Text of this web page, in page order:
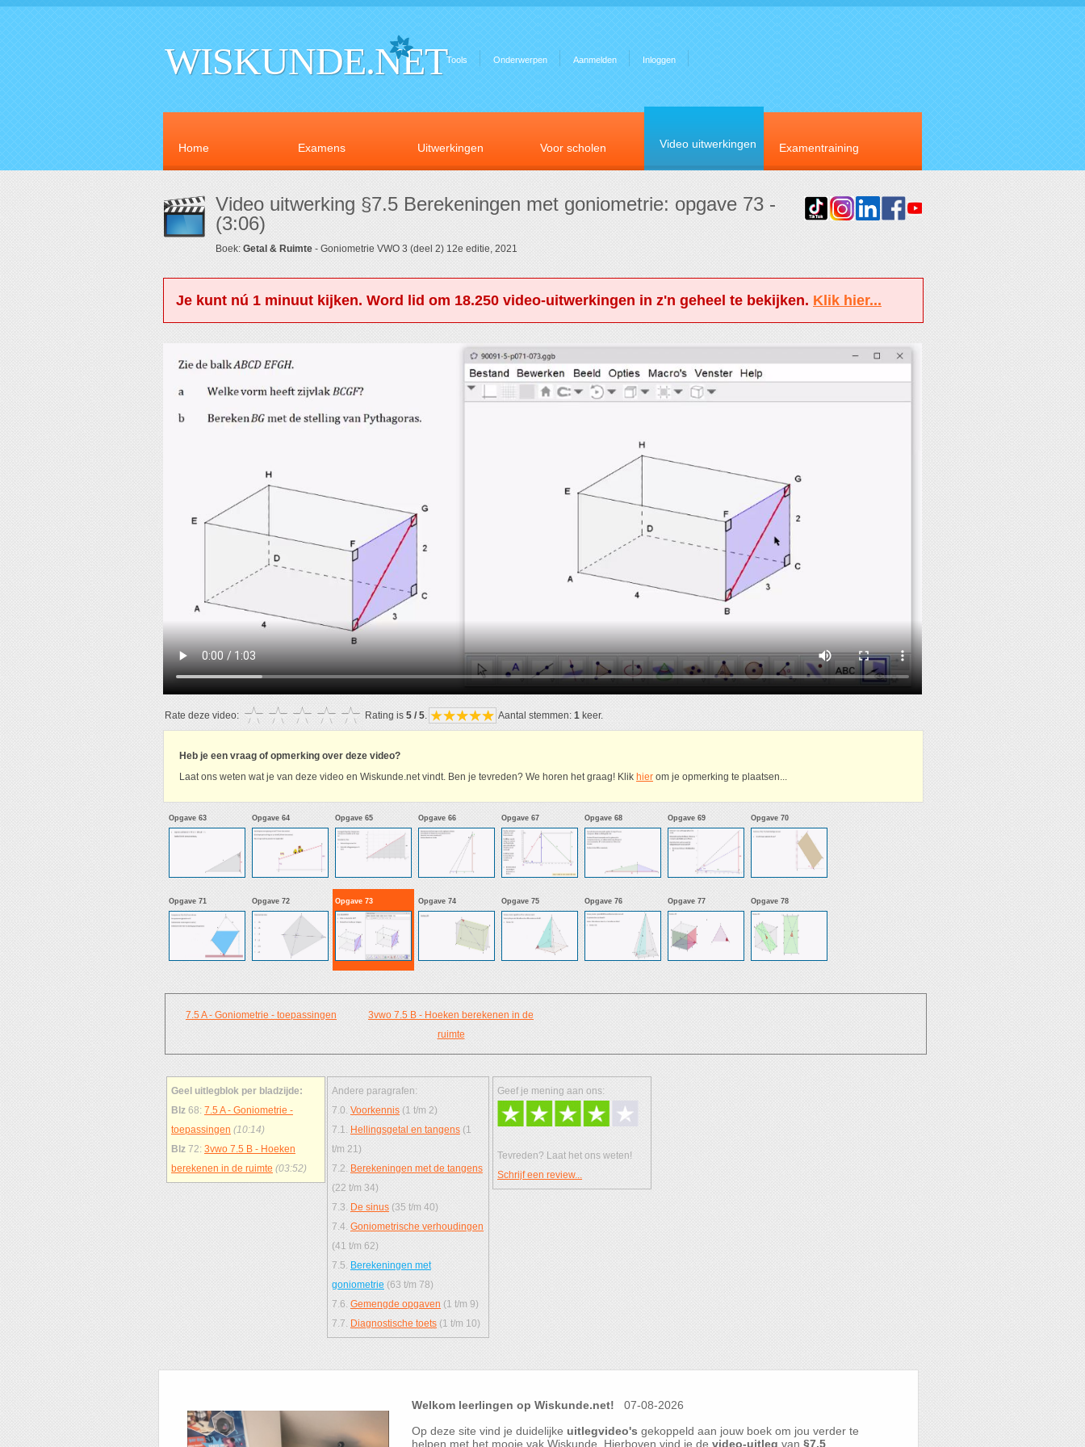
WISKUNDE.NETTools Onderwerpen Aanmelden Inloggen
Home Examens Uitwerkingen Voor scholen Video uitwerkingen Examentraining
Video uitwerking §7.5 Berekeningen met goniometrie: opgave 73 -
(3:06)
Boek: Getal & Ruimte - Goniometrie VWO 3 (deel 2) 12e editie, 2021
Je kunt nú 1 minuut kijken. Word lid om 18.250 video-uitwerkingen in z'n geheel te bekijken. Klik hier...
Rate deze video: Rating is 5 / 5 Aantal stemmen: 1 keer.
Heb je een vraag of opmerking over deze video?
Laat ons weten wat je van deze video en Wiskunde.net vindt. Ben je tevreden? We horen het graag! Klik hier om je opmerking te plaatsen...
Opgave 63 Opgave 64 Opgave 65 Opgave 66 Opgave 67 Opgave 68 Opgave 69 Opgave 70
Opgave 71 Opgave 72 Opgave 73 Opgave 74 Opgave 75 Opgave 76 Opgave 77 Opgave 78
7.5 A - Goniometrie - toepassingen
3vwo 7.5 B - Hoeken berekenen in de
ruimte
Geel uitlegblok per bladzijde:
Blz 68: 7.5 A - Goniometrie -
toepassingen (10:14)
Blz 72: 3vwo 7.5 B - Hoeken
berekenen in de ruimte (03:52)
Andere paragrafen:
7.0. Voorkennis (1 t/m 2)
7.1. Hellingsgetal en tangens (1
t/m 21)
7.2. Berekeningen met de tangens
(22 t/m 34)
7.3. De sinus (35 t/m 40)
7.4. Goniometrische verhoudingen
(41 t/m 62)
7.5. Berekeningen met
goniometrie (63 t/m 78)
7.6. Gemengde opgaven (1 t/m 9)
7.7. Diagnostische toets (1 t/m 10)
Geef je mening aan ons:
Tevreden? Laat het ons weten!
Schrijf een review...
Welkom leerlingen op Wiskunde.net!
07-08-2026
Op deze site vind je duidelijke uitlegvideo's gekoppeld aan jouw boek om jou verder te
helpen met het mooie vak Wiskunde. Hierboven vind je de video-uitleg van §7.5